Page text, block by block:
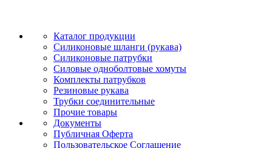
Каталог продукции
Силиконовые шланги (рукава)
Силиконовые патрубки
Силовые одноболтовые хомуты
Комплекты патрубков
Резиновые рукава
Трубки соединительные
Прочие товары
Документы
Публичная Оферта
Пользовательское Соглашение